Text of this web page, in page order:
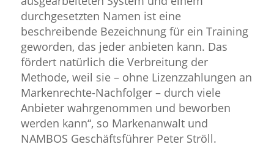
durchgesetzten Namen ist eine
beschreibende Bezeichnung für ein Training
geworden, das jeder anbieten kann. Das
fördert natürlich die Verbreitung der
Methode, weil sie – ohne Lizenzzahlungen an
Markenrechte-Nachfolger – durch viele
Anbieter wahrgenommen und beworben
werden kann“, so Markenanwalt und
NAMBOS Geschäftsführer Peter Ströll.